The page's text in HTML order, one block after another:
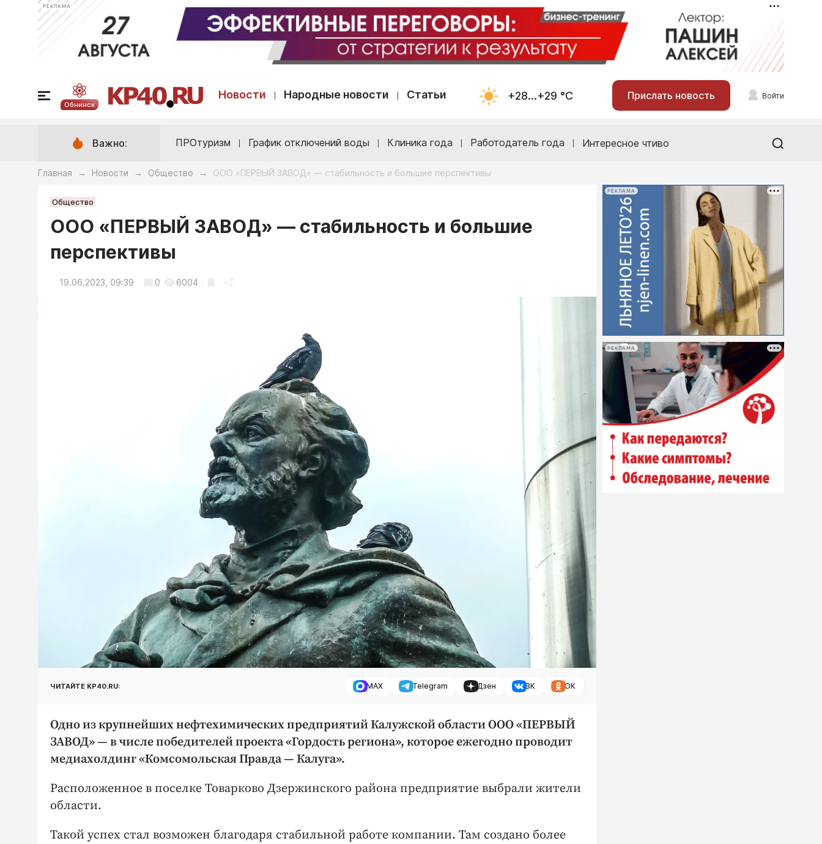
РЕКЛАМА
Обнинск
Новости Народные новости Статьи +28...+29 °С Прислать новость Войти
Важно: ПРОтуризм График отключений воды Клиника года Работодатель года Интересное чтиво
Главная → Новости → Общество → ООО «ПЕРВЫЙ ЗАВОД» — стабильность и большие перспективы
Общество
ООО «ПЕРВЫЙ ЗАВОД» — стабильность и большие
перспективы
19.06.2023, 09:39 0 6004
ЧИТАЙТЕ KP40.RU: MAX Telegram Дзен ВК ОК
Одно из крупнейших нефтехимических предприятий Калужской области ООО «ПЕРВЫЙ
ЗАВОД» — в числе победителей проекта «Гордость региона», которое ежегодно проводит
медиахолдинг «Комсомольская Правда — Калуга».
Расположенное в поселке Товарково Дзержинского района предприятие выбрали жители
области.
Такой успех стал возможен благодаря стабильной работе компании. Там создано более
РЕКЛАМА
РЕКЛАМА